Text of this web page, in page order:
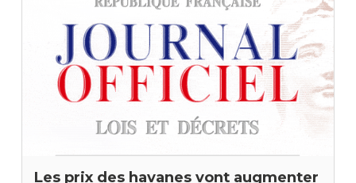
Les prix des havanes vont augmenter